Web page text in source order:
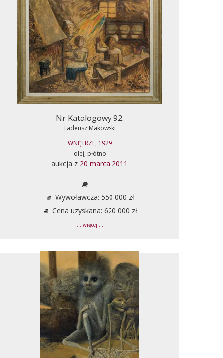
Nr Katalogowy 92.
Tadeusz Makowski
WNĘTRZE, 1929
olej, płótno
aukcja z 20 marca 2011
Wywoławcza: 550 000 zł
Cena uzyskana: 620 000 zł
... więcej ...